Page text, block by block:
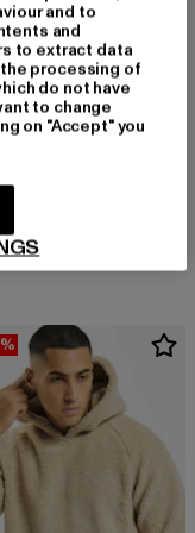
Preis: 49,79 EUR
and to
and
to extract data
processing of
do not have
to change
on "Accept" you